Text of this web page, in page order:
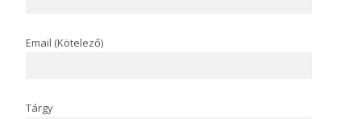
Email (Kötelező)
Tárgy